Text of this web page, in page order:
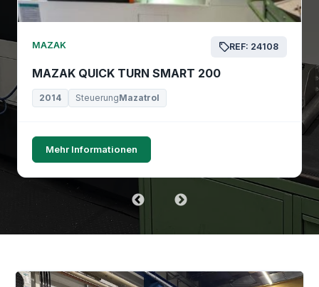
MAZAK REF: 24108
MAZAK QUICK TURN SMART 200
2014 SteuerungMazatrol
Mehr Informationen